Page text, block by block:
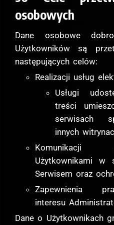
osobowych
Dane osobowe
Użytkowników są
następujących celów:
Realizacji usług
Usługi
treści
serwisach
innych
Komunikacji
Użytkownikami w
Serwisem oraz
Zapewnienia
interesu
Dane o Użytkownikach